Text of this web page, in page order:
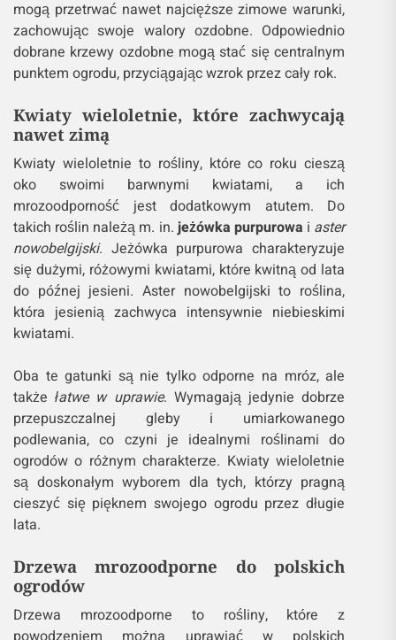
mogą przetrwać nawet najcięższe zimowe warunki,
zachowując swoje walory ozdobne. Odpowiednio
dobrane krzewy ozdobne mogą stać się centralnym
punktem ogrodu, przyciągając wzrok przez cały rok.
Kwiaty wieloletnie, które zachwycają
nawet zimą
Kwiaty wieloletnie to rośliny, które co roku cieszą
oko swoimi barwnymi kwiatami, a ich
mrozoodporność jest dodatkowym atutem. Do
takich roślin należą m. in.jeżówka purpurowa i aster
nowobelgijski. Jeżówka purpurowa charakteryzuje
się dużymi, różowymi kwiatami, które kwitną od lata
do późnej jesieni. Aster nowobelgijski to roślina,
która jesienią zachwyca intensywnie niebieskimi
kwiatami.
Oba te gatunki są nie tylko odporne na mróz, ale
takżełatwe w uprawie. Wymagają jedynie dobrze
przepuszczalnej gleby i umiarkowanego
podlewania, co czyni je idealnymi roślinami do
ogrodów o różnym charakterze. Kwiaty wieloletnie
są doskonałym wyborem dla tych, którzy pragną
cieszyć się pięknem swojego ogrodu przez długie
lata.
Drzewa mrozoodporne do polskich
ogrodów
Drzewa mrozoodporne to rośliny, które z